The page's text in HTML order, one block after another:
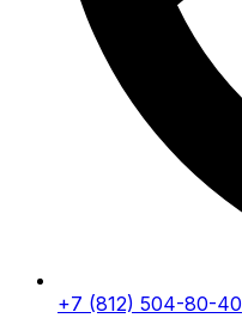
+7 (812) 504-80-40